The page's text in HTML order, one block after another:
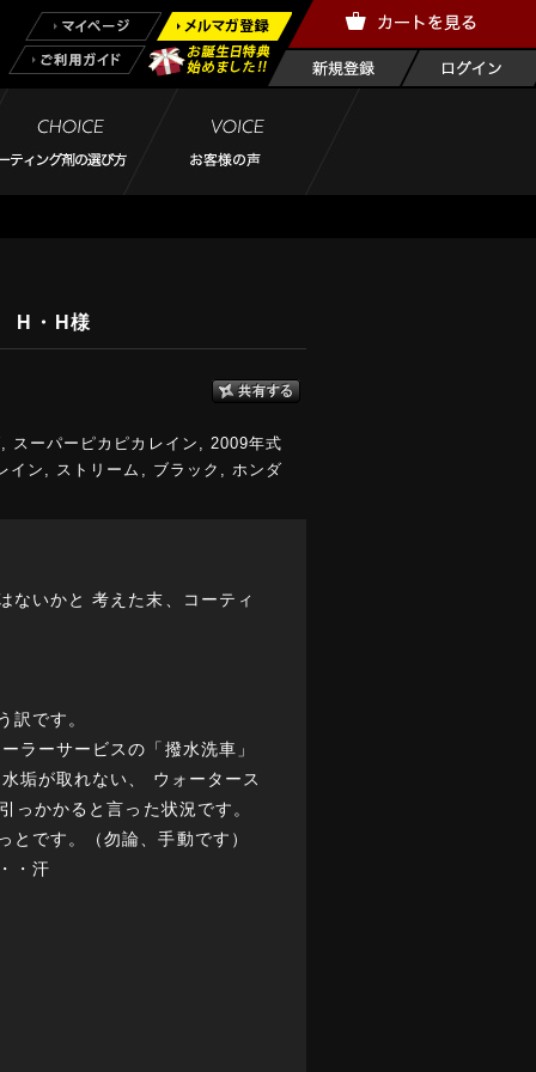
・H様
, スーパーピカピカレイン , 2009年式
イン , ストリーム , ブラック , ホンダ
ないかと 考えた末、コーティ
訳です。
ラーサービスの「撥水洗車」
垢が取れない、 ウォータース
っかかると言った状況です。
です。（勿論、手動です）
・汗